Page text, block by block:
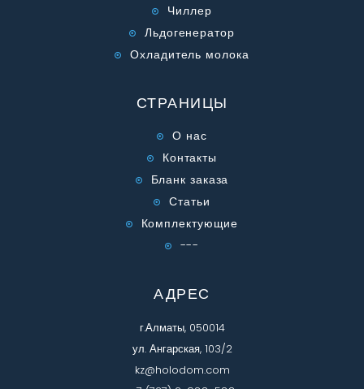
Чиллер
Льдогенератор
Охладитель молока
СТРАНИЦЫ
О нас
Контакты
Бланк заказа
Статьи
Комплектующие
---
АДРЕС
г.Алматы, 050014
ул. Ангарская, 103/2
kz@holodom.com